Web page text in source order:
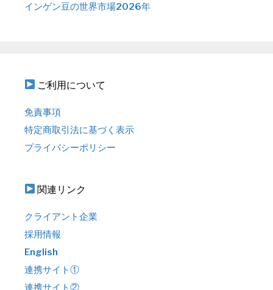
インゲン豆の世界市場2026年
ご利用について
免責事項
特定商取引法に基づく表示
プライバシーポリシー
関連リンク
クライアント企業
採用情報
English
連携サイト①
連携サイト②